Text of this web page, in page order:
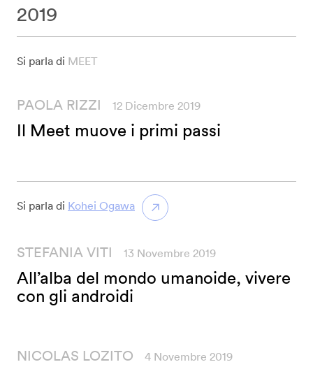
2019
Si parla di MEET
PAOLA RIZZI 12 Dicembre 2019
Il Meet muove i primi passi
Si parla di Kohei Ogawa
STEFANIA VITI 13 Novembre 2019
All’alba del mondo umanoide, vivere
con gli androidi
NICOLAS LOZITO 4 Novembre 2019